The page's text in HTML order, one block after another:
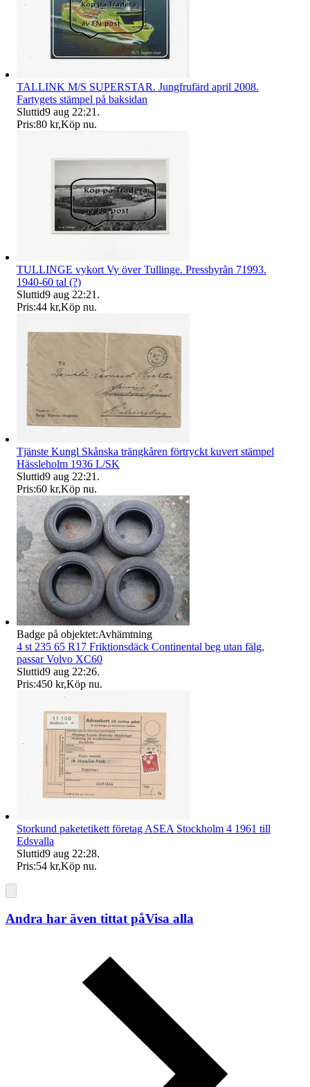
TALLINK M/S SUPERSTAR. Jungfrufärd april 2008.
Fartygets stämpel på baksidan
Sluttid9 aug 22:21 .
Pris:80 kr,Köp nu.
TULLINGE vykort Vy över Tullinge. Pressbyrån 71993.
1940-60 tal (?)
Sluttid9 aug 22:21 .
Pris:44 kr,Köp nu.
Tjänste Kungl Skånska trängkåren förtryckt kuvert stämpel
Hässleholm 1936 L/SK
Sluttid9 aug 22:21 .
Pris:60 kr,Köp nu.
Badge på objektet:Avhämtning
4 st 235 65 R17 Friktionsdäck Continental beg utan fälg,
passar Volvo XC60
Sluttid9 aug 22:26.
Pris:450 kr,Köp nu.
Storkund paketetikett företag ASEA Stockholm 4 1961 till
Edsvalla
Sluttid9 aug 22:28.
Pris:54 kr,Köp nu.
Andra har även tittat påVisa alla